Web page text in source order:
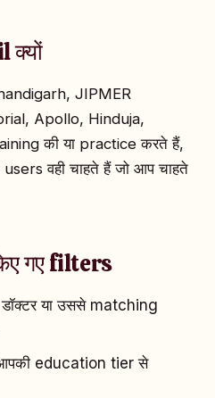
क्यों
JIPMER
Apollo, Hinduja,
की या practice करते हैं,
वही चाहते हैं जो आप चाहते
गए filters
या उससे matching
education tier से